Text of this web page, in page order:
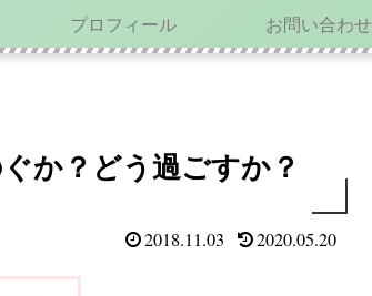
プロフィール お問い合わせ
か？どう過ごすか？
2018.11.03 2020.05.20